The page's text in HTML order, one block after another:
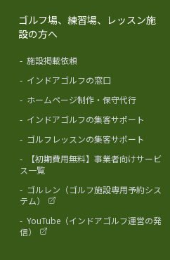
ゴルフ場、練習場、レッスン施
設の方へ
- 施設掲載依頼
- インドアゴルフの窓口
- ホームページ制作・保守代行
- インドアゴルフの集客サポート
- ゴルフレッスンの集客サポート
-
【初期費用無料】事業者向けサービ
ス一覧
- ゴルレン（ゴルフ施設専用予約シス
テム）
- YouTube（インドアゴルフ運営の発
信）